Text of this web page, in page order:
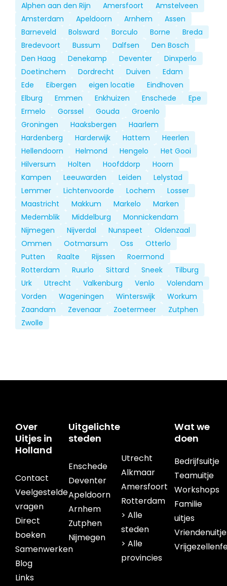
Alphen aan den Rijn
Amersfoort
Amstelveen
Amsterdam
Apeldoorn Arnhem
Assen
Barneveld
Bolsward Borculo Borne
Breda
Bredevoort
Bussum Dalfsen
Den Bosch
Den Haag
Denekamp Deventer
Dinxperlo
Doetinchem
Dordrecht Duiven
Edam
Ede
Eibergen eigen locatie
Eindhoven
Elburg
Emmen Enkhuizen Enschede
Epe
Ermelo
Gorssel Gouda
Groenlo
Groningen
Haaksbergen
Haarlem
Hardenberg
Harderwijk Hattem
Heerlen
Hellendoorn
Helmond Hengelo
Het Gooi
Hilversum
Holten Hoofddorp
Hoorn
Kampen
Leeuwarden Leiden
Lelystad
Lemmer
Lichtenvoorde Lochem
Losser
Maastricht
Makkum Markelo
Marken
Medemblik
Middelburg
Monnickendam
Nijmegen
Nijverdal Nunspeet
Oldenzaal
Ommen
Ootmarsum Oss
Otterlo
Putten
Raalte Rijssen
Roermond
Rotterdam
Ruurlo Sittard Sneek
Tilburg
Urk
Utrecht Valkenburg Venlo
Volendam
Vorden
Wageningen Winterswijk
Workum
Zaandam
Zevenaar Zoetermeer
Zutphen
Zwolle
Over
Uitjes in
Holland
Contact
Veelgestelde
vragen
Direct
boeken
Samenwerken
Blog
Links
Uitgelichte
steden
Enschede
Deventer
Apeldoorn
Arnhem
Zutphen
Nijmegen
Utrecht
Alkmaar
Amersfoort
Rotterdam
> Alle
steden
> Alle
provincies
Wat we
doen
Bedrijfsuitje
Teamuitje
Workshops
Familie
uitjes